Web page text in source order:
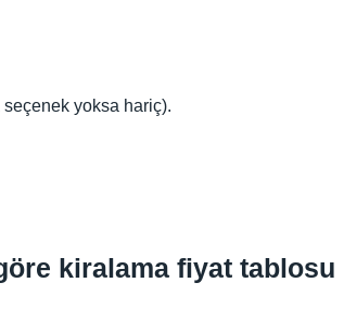
seçenek yoksa hariç).
kiralama fiyat tablosu